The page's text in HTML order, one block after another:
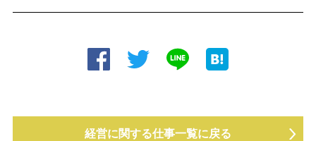
経営に関する仕事一覧に戻る